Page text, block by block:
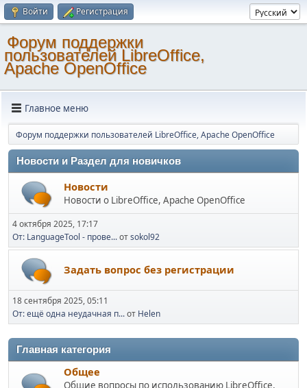
Войти Регистрация
Форум поддержки
пользователей LibreOffice,
Apache OpenOffice
Главное меню
Форум поддержки пользователей LibreOffice, Apache OpenOffice
Новости и Раздел для новичков
Новости
Новости о LibreOffice, Apache OpenOffice
4 октября 2025, 17:17
От: LanguageTool - прове...отsokol92
Задать вопрос без регистрации
18 сентября 2025, 05:11
От: ещё одна неудачная п...от Helen
Главная категория
Общее
Общие вопросы по использованию LibreOffice,